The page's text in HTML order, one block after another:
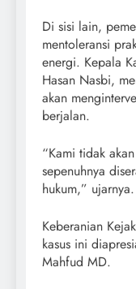
Di sisi lain,
mentoleransi
energi. Kepala
Hasan Nasbi,
akan
berjalan.
“Kami tidak
sepenuhnya
hukum,” ujarnya.
Keberanian
kasus ini
Mahfud MD.